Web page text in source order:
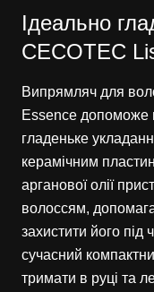
Ідеально
CECOTEC
Випрямляч для
Essence допоможе
гладеньке
керамічним
арганової олії
волоссям,
захистити його
сучасний
тримати в руці та